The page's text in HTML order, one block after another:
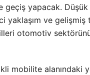
geçiş yapacak. Düşük
yaklaşım ve gelişmiş
otomotiv
mobilite alanındaki